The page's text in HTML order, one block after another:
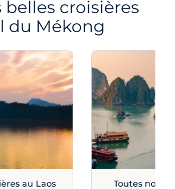
belles croisières
du Mékong
au Laos
Toutes nos